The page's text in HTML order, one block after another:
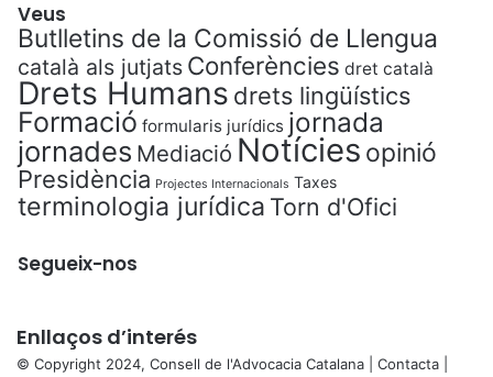
Veus
Butlletins de la Comissió de Llengua
català als jutjats Conferències dret català
Drets Humans drets lingüístics
Formació formularis jurídics jornada
jornades Mediació Notícies opinió
Presidència Projectes Internacionals Taxes
terminologia jurídica Torn d'Ofici
Segueix-nos
Enllaços d’interés
© Copyright 2024, Consell de l'Advocacia Catalana | Contacta